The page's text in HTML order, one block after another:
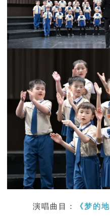
演唱曲目： 《梦的